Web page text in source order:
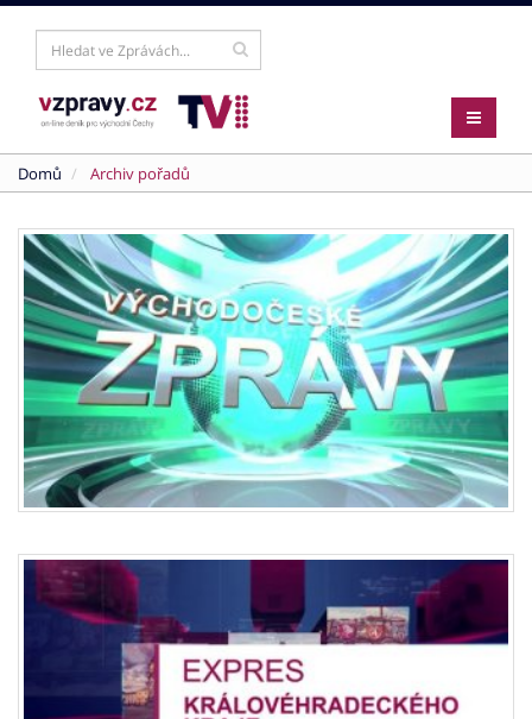
Domů Archiv pořadů